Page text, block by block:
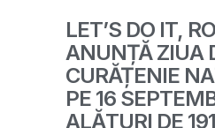
LET’S DO IT,
ANUNȚĂ ZIUA
CURĂȚENIE
PE 16
ALĂTURI DE